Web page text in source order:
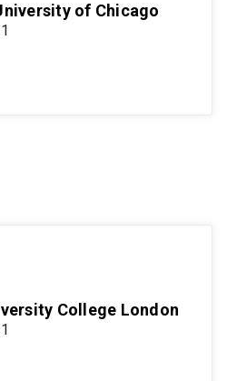
of Chicago
College London